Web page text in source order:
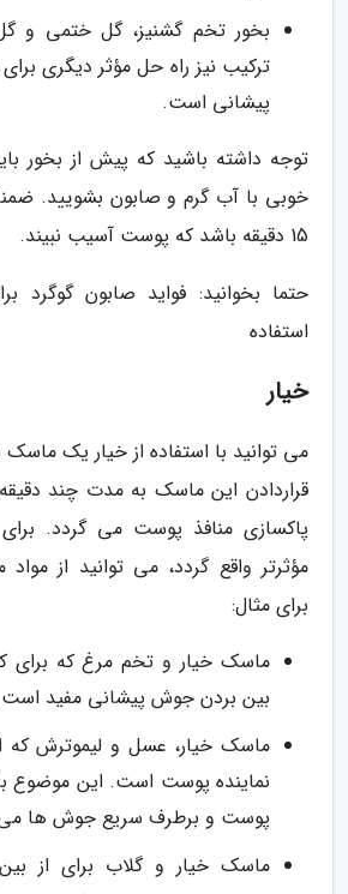
بخور تخم گشنیز، گل ختمی و
ترکیب نیز راه حل مؤثر دیگری
پیشانی است.
توجه داشته باشید که پیش از بخور
خوبی با آب گرم و صابون بشویید.
15 دقیقه باشد که پوست آسیب نبیند.
حتما بخوانید: فواید صابون
استفاده
خیار
می توانید با استفاده از خیار یک
قراردادن این ماسک به مدت چند
پاکسازی منافذ پوست می گردد.
مؤثرتر واقع گردد، می توانید از مواد
برای مثال:
ماسک خیار و تخم مرغ که برای
بین بردن جوش پیشانی مفید
ماسک خیار، عسل و لیموترش که
نماینده پوست است. این موضوع
پوست و برطرف سریع جوش ها
ماسک خیار و گلاب برای از